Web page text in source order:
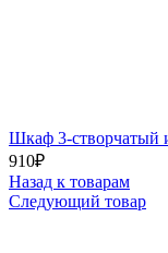
Шкаф 3-створчатый
910₽
Назад к товарам
Следующий товар